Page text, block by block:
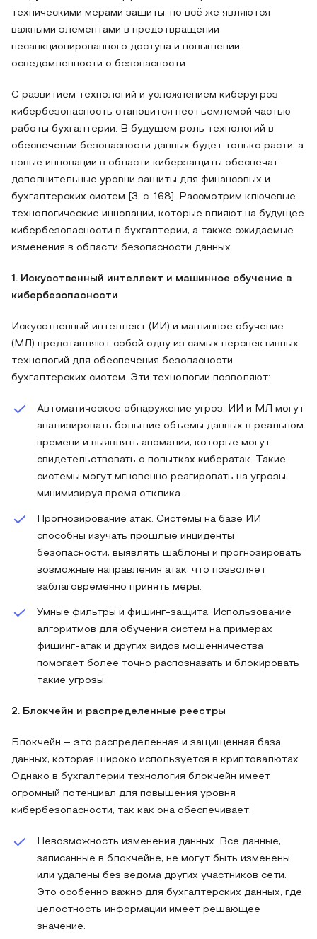
техническими мерами защиты, но всё же являются
важными элементами в предотвращении
несанкционированного доступа и повышении
осведомленности о безопасности.
С развитием технологий и усложнением киберугроз
кибербезопасность становится неотъемлемой частью
работы бухгалтерии. В будущем роль технологий в
обеспечении безопасности данных будет только расти, а
новые инновации в области киберзащиты обеспечат
дополнительные уровни защиты для финансовых и
бухгалтерских систем [3, с. 168]. Рассмотрим ключевые
технологические инновации, которые влияют на будущее
кибербезопасности в бухгалтерии, а также ожидаемые
изменения в области безопасности данных.
1. Искусственный интеллект и машинное обучение в
кибербезопасности
Искусственный интеллект (ИИ) и машинное обучение
(МЛ) представляют собой одну из самых перспективных
технологий для обеспечения безопасности
бухгалтерских систем. Эти технологии позволяют:
Автоматическое обнаружение угроз. ИИ и МЛ могут
анализировать большие объемы данных в реальном
времени и выявлять аномалии, которые могут
свидетельствовать о попытках кибератак. Такие
системы могут мгновенно реагировать на угрозы,
минимизируя время отклика.
Прогнозирование атак. Системы на базе ИИ
способны изучать прошлые инциденты
безопасности, выявлять шаблоны и прогнозировать
возможные направления атак, что позволяет
заблаговременно принять меры.
Умные фильтры и фишинг-защита. Использование
алгоритмов для обучения систем на примерах
фишинг-атак и других видов мошенничества
помогает более точно распознавать и блокировать
такие угрозы.
2. Блокчейн и распределенные реестры
Блокчейн – это распределенная и защищенная база
данных, которая широко используется в криптовалютах.
Однако в бухгалтерии технология блокчейн имеет
огромный потенциал для повышения уровня
кибербезопасности, так как она обеспечивает:
Невозможность изменения данных. Все данные,
записанные в блокчейне, не могут быть изменены
или удалены без ведома других участников сети.
Это особенно важно для бухгалтерских данных, где
целостность информации имеет решающее
значение.